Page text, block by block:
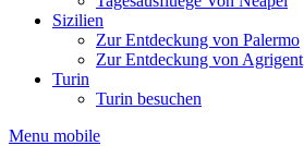
Sizilien
Zur Entdeckung von Palermo
Zur Entdeckung von Agrigent
Turin
Turin besuchen
Menu mobile